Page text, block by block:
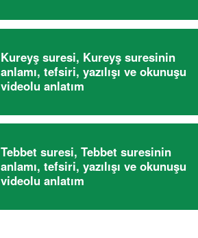
Kureyş suresi, Kureyş suresinin
anlamı, tefsiri, yazılışı ve okunuşu
videolu anlatım
Tebbet suresi, Tebbet suresinin
anlamı, tefsiri, yazılışı ve okunuşu
videolu anlatım